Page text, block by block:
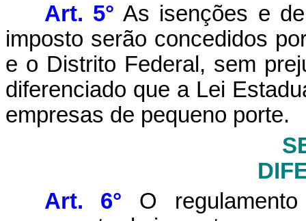
Art. 5° As isenções e
imposto serão concedidos
e o Distrito Federal, sem
diferenciado que a Lei
empresas de pequeno porte.
Art. 6° O